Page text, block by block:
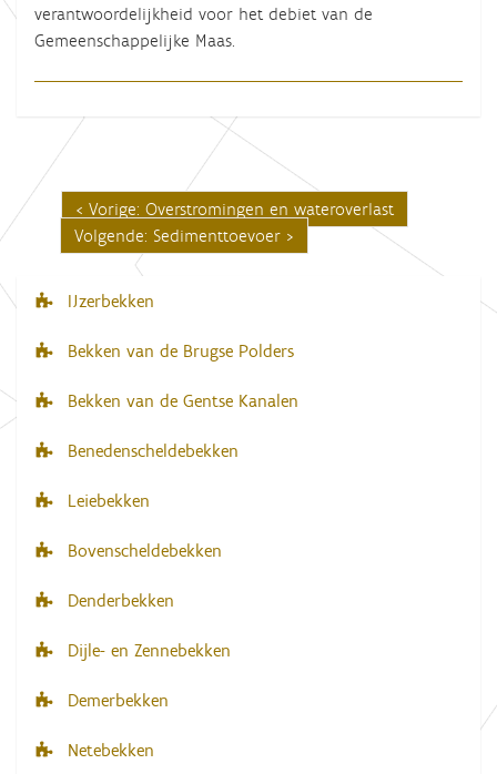
verantwoordelijkheid voor het debiet van de
Gemeenschappelijke Maas.
Vorige: Overstromingen en wateroverlast
Volgende: Sedimenttoevoer
N
a
i
g
t
IJzerbekken
Bekken van de Brugse Polders
Bekken van de Gentse Kanalen
Benedenscheldebekken
Leiebekken
Bovenscheldebekken
Denderbekken
Dijle- en Zennebekken
Demerbekken
Netebekken